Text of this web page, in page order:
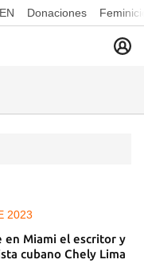
Donaciones
2023
en Miami el escritor y
cubano Chely Lima